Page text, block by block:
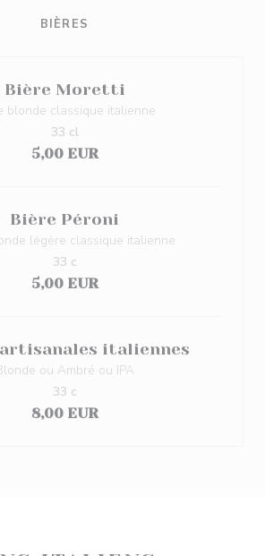
BIÈRES
Bière Moretti
blonde classique italienne
5,00 EUR
33 cl
Bière Péroni
légère classique italienne
5,00 EUR
33 c
italiennes
ou Ambré ou IPA
8,00 EUR
33 c